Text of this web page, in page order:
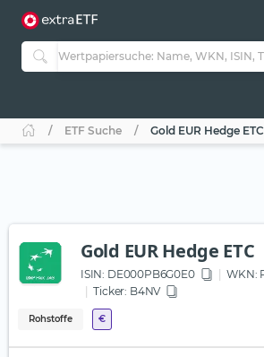
ETF-Guide 2.0
Guide Aktive ETFs
ETF-Sparpläne
ETF Suche Gold EUR Hedge ETC
Gold EUR Hedge ETC
ISIN: DE000PB6G0E0 WKN:
Ticker: B4NV
Rohstoffe €